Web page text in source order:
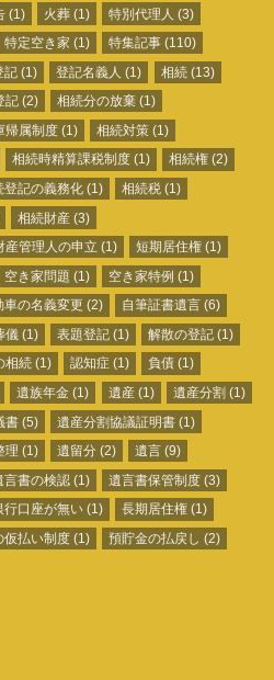
(1) 火葬 (1) 特別代理人 (3)
特定空き家 (1) 特集記事 (110)
記 (1) 登記名義人 (1) 相続(13)
記 (2) 相続分の放棄 (1)
帰属制度 (1) 相続対策 (1)
相続時精算課税制度 (1) 相続権 (2)
登記の義務化 (1) 相続税 (1)
相続財産 (3)
産管理人の申立 (1) 短期居住権 (1)
空き家問題 (1) 空き家特例 (1)
車の名義変更 (2) 自筆証書遺言 (6)
儀 (1) 表題登記 (1) 解散の登記 (1)
相続 (1) 認知症 (1) 負債 (1)
遺族年金 (1) 遺産(1) 遺産分割 (1)
書 (5) 遺産分割協議証明書 (1)
理 (1) 遺留分 (2) 遺言 (9)
言書の検認 (1) 遺言書保管制度 (3)
行口座が無い (1) 長期居住権 (1)
仮払い制度 (1) 預貯金の払戻し (2)